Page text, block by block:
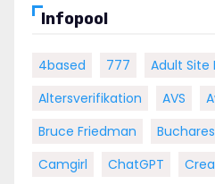
Infopool
4based 777 Adult Site
Altersverifikation
AVS
Bruce Friedman
Camgirl
ChatGPT